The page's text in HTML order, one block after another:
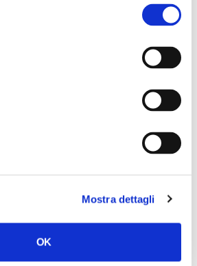
Mostra dettagli
OK
contributo statale per garantire
sistema di collegamenti aerei
ed assicurare […]
Ferma
che penalizza
Italy agroalimentare dai
Europea. È questo